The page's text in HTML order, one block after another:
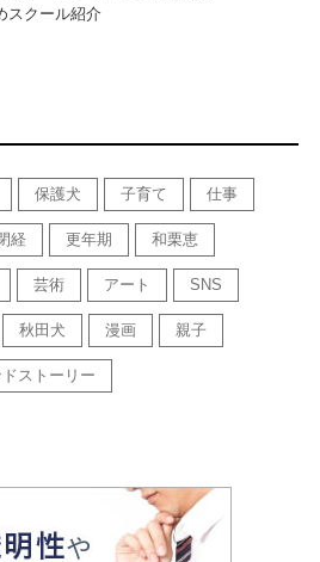
スクール紹介
保護犬 子育て 仕事
経 更年期 和栗恵
芸術 アート SNS
秋田犬 漫画 親子
ストーリー